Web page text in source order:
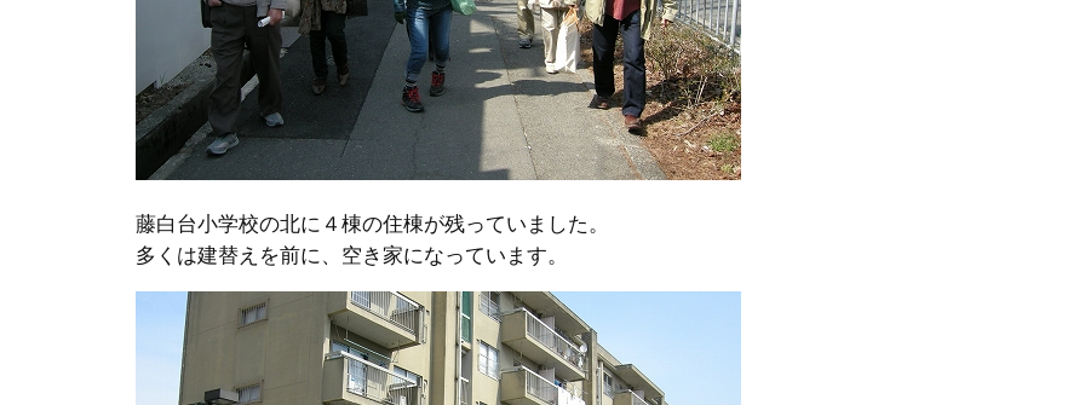
藤白台小学校の北に４棟の住棟が残っていました。
多くは建替えを前に、空き家になっています。